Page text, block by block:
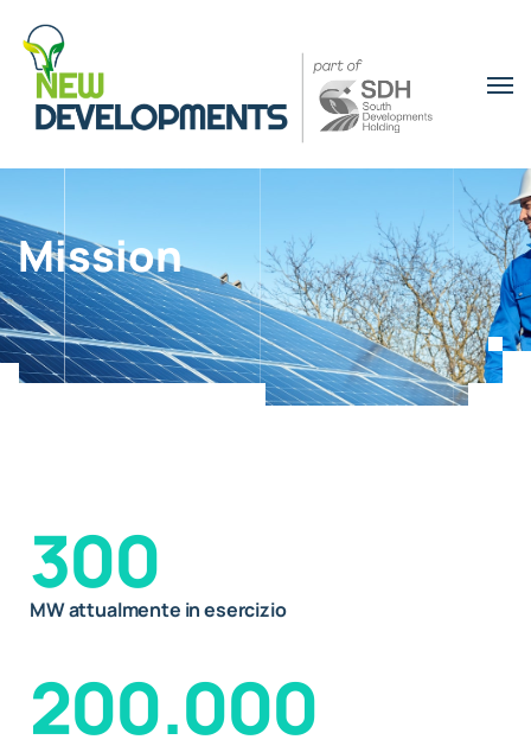
Mission
MW attualmente in esercizio
300
200.000